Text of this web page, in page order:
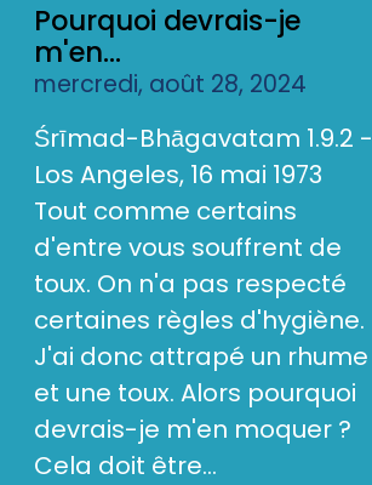
Pourquoi devrais-je
m'en...
mercredi, août 28, 2024
Śrīmad-Bhāgavatam 1.9.2 -
Los Angeles, 16 mai 1973
Tout comme certains
d'entre vous souffrent de
toux. On n'a pas respecté
certaines règles d'hygiène.
J'ai donc attrapé un rhume
et une toux. Alors pourquoi
devrais-je m'en moquer ?
Cela doit être...